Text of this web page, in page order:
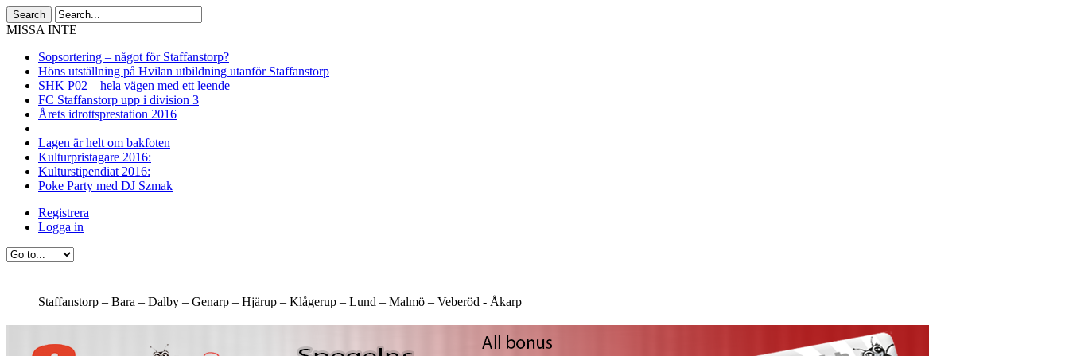
MISSA INTE
Sopsortering – något för Staffanstorp?
Höns utställning på Hvilan utbildning utanför Staffanstorp
SHK P02 – hela vägen med ett leende
FC Staffanstorp upp i division 3
Årets idrottsprestation 2016
Lagen är helt om bakfoten
Kulturpristagare 2016:
Kulturstipendiat 2016:
Poke Party med DJ Szmak
Registrera
Logga in
Staffanstorp – Bara – Dalby – Genarp – Hjärup – Klågerup – Lund – Malmö – Veberöd - Åkarp